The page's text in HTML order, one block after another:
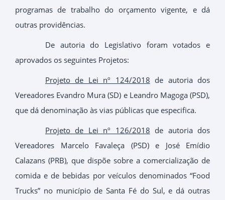
programas de trabalho do orçamento vigente, e dá
outras providências.
De autoria do Legislativo foram votados e
aprovados os seguintes Projetos:
Projeto de Lei nº 124/2018 de autoria dos
Vereadores Evandro Mura (SD) e Leandro Magoga (PSD),
que dá denominação às vias públicas que especifica.
Projeto de Lei nº 126/2018 de autoria dos
Vereadores Marcelo Favaleça (PSD) e José Emídio
Calazans (PRB), que dispõe sobre a comercialização de
comida e de bebidas por veículos denominados “Food
Trucks” no município de Santa Fé do Sul, e dá outras